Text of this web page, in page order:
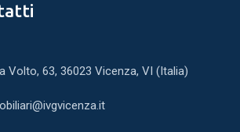
Volto, 63, 36023 Vicenza, VI (Italia)